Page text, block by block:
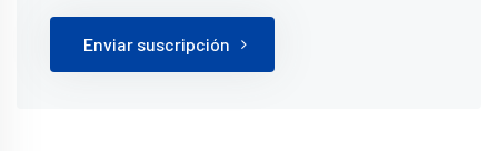
Enviar suscripción